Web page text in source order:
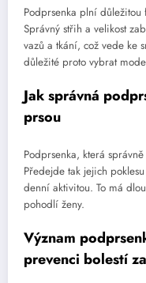
Podprsenka plní
Správný střih a velikost
vazů a tkání, což vede ke
důležité proto vybrat
Jak správná
prsou
Podprsenka, která
Předejde tak jejich
denní aktivitou. To má
pohodlí ženy.
Význam
prevenci bolestí